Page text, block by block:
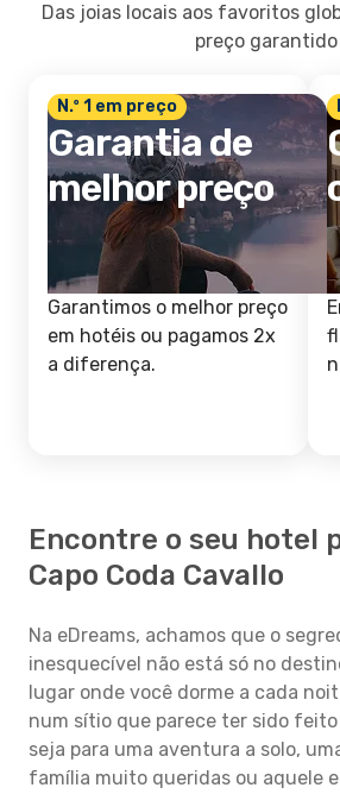
Das joias locais aos favoritos
preço garantido
N.º 1 em preço
Garantia de
melhor preço
Garantimos o melhor preço
em hotéis ou pagamos 2x
a diferença.
Encontre o seu hotel
Capo Coda Cavallo
Na eDreams, achamos que o
inesquecível não está só no
lugar onde você dorme a cada
num sítio que parece ter sido feito
seja para uma aventura a solo,
família muito queridas ou aquele